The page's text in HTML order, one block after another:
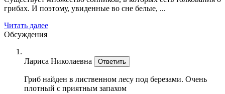
грибах. И поэтому, увиденные во сне белые, ...
Читать далее
Обсуждения
Лариса Николаевна Ответить
Гриб найден в лиственном лесу под березами. Очень
плотный с приятным запахом